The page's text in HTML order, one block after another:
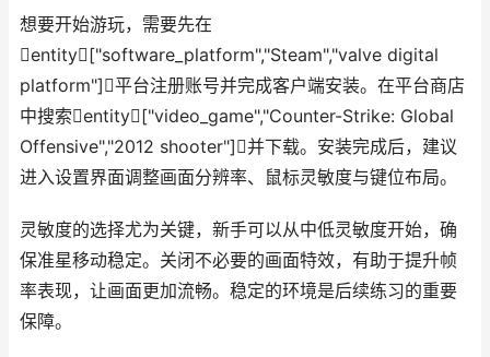
想要开始游玩，需要先在
entity["software_platform","Steam","valve digital
platform"]平台注册账号并完成客户端安装。在平台商店
中搜索entity["video_game","Counter-Strike: Global
Offensive","2012 shooter"]并下载。安装完成后，建议
进入设置界面调整画面分辨率、鼠标灵敏度与键位布局。
灵敏度的选择尤为关键，新手可以从中低灵敏度开始，确
保准星移动稳定。关闭不必要的画面特效，有助于提升帧
率表现，让画面更加流畅。稳定的环境是后续练习的重要
保障。